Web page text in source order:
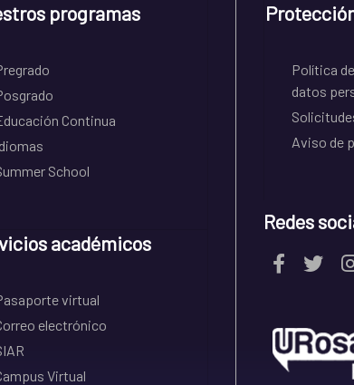
programas
Continua
School
académicos
virtual
electrónico
Virtual
Política
datos
Aviso de
Redes